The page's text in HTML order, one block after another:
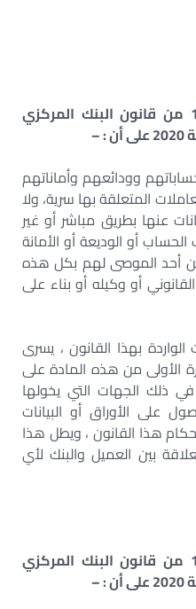
– فقد نصت المادة رقم 140 من قانون البنك المركزي
وودائعهم وأماناتهم
المتعلقة بها سرية، ولا
عنها بطريق مباشر أو غير
أو الوديعة أو الأمانة
من أحد الموصى لهم بكل هذه
أو وكيله أو بناء على
بهذا القانون ، يسرى
الأولى من هذه المادة على
ذلك الجهات التي يخولها
على الأوراق أو البيانات
هذا القانون ، ويطل هذا
بين العميل والبنك لأي
– فقد نصت المادة رقم 142 من قانون البنك المركزي